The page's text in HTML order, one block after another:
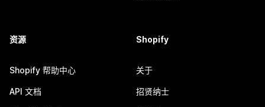
资源
Shopify 帮助中心
API 文档
Shopify
关于
招贤纳士